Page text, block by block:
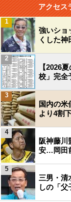
アクセス
強いショ
くした
1
【2026
校」完全
2
国内の
より4割
3
阪神藤川
安…岡田
4
三男・清
しの「
5